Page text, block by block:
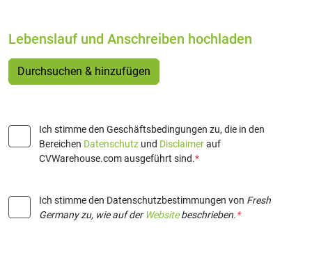
Lebenslauf und Anschreiben hochladen
Durchsuchen & hinzufügen
Ich stimme den Geschäftsbedingungen zu, die in den
Bereichen Datenschutz und Disclaimerauf
CVWarehouse.com ausgeführt sind.*
Ich stimme den Datenschutzbestimmungen von Fresh
Germanyzu, wie auf derWebsitebeschrieben.*